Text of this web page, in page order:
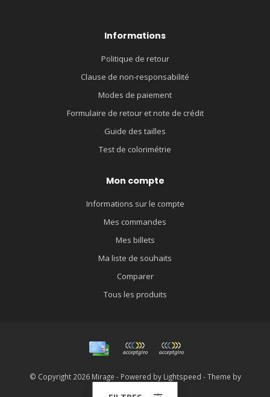
Informations
Politique de retour
Clause de non-responsabilité
Modes de paiement
Formulaire de retour et note de crédit
Guide des tailles
Test de colorimétrie
Mon compte
Informations sur le compte
Mes commandes
Mes billets
Ma liste de souhaits
Comparer
Tous les produits
© Copyright 2026 Mirage - Powered by Lightspeed - Theme by
Dyvelopment